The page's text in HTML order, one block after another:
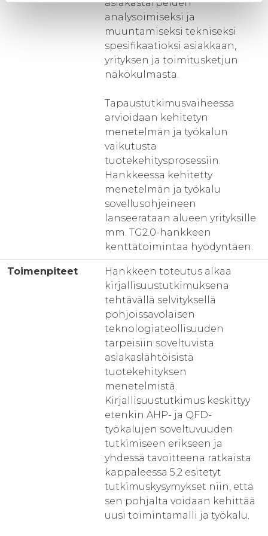
asiakastarpeiden
analysoimiseksi ja
muuntamiseksi tekniseksi
spesifikaatioksi asiakkaan,
yrityksen ja toimitusketjun
näkökulmasta.
Tapaustutkimusvaiheessa
arvioidaan kehitetyn
menetelmän ja työkalun
vaikutusta
tuotekehitysprosessiin.
Hankkeessa kehitetty
menetelmän ja työkalu
sovellusohjeineen
lanseerataan alueen yrityksille
mm. TG2.0-hankkeen
kenttätoimintaa hyödyntäen.
Toimenpiteet
Hankkeen toteutus alkaa
kirjallisuustutkimuksena
tehtävällä selvityksellä
pohjoissavolaisen
teknologiateollisuuden
tarpeisiin soveltuvista
asiakaslähtöisistä
tuotekehityksen
menetelmistä.
Kirjallisuustutkimus keskittyy
etenkin AHP- ja QFD-
työkalujen soveltuvuuden
tutkimiseen erikseen ja
yhdessä tavoitteena ratkaista
kappaleessa 5.2 esitetyt
tutkimuskysymykset niin, että
sen pohjalta voidaan kehittää
uusi toimintamalli ja työkalu.